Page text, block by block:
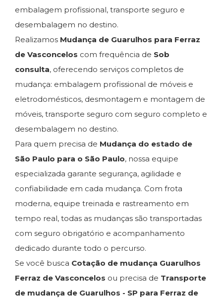
embalagem profissional, transporte seguro e
desembalagem no destino.
Realizamos Mudança de Guarulhos para Ferraz
de Vasconcelos com frequência de Sob
consulta, oferecendo serviços completos de
mudança: embalagem profissional de móveis e
eletrodomésticos, desmontagem e montagem de
móveis, transporte seguro com seguro completo e
desembalagem no destino.
Para quem precisa de Mudança do estado de
São Paulo para o São Paulo, nossa equipe
especializada garante segurança, agilidade e
confiabilidade em cada mudança. Com frota
moderna, equipe treinada e rastreamento em
tempo real, todas as mudanças são transportadas
com seguro obrigatório e acompanhamento
dedicado durante todo o percurso.
Se você busca Cotação de mudança Guarulhos
Ferraz de Vasconcelos ou precisa de Transporte
de mudança de Guarulhos - SP para Ferraz de